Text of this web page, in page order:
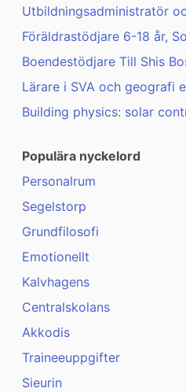
Utbildningsadministratör
Föräldrastödjare 6-18 år,
Boendestödjare Till Shis
Lärare i SVA och geografi
Building physics: solar
Populära nyckelord
Personalrum
Segelstorp
Grundfilosofi
Emotionellt
Kalvhagens
Centralskolans
Akkodis
Traineeuppgifter
Sieurin